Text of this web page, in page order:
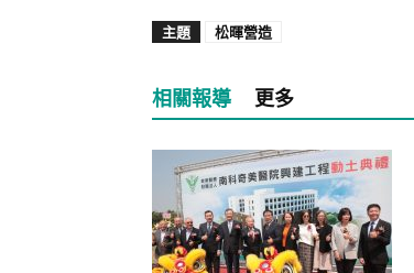
主題 松暉營造
相關報導 更多